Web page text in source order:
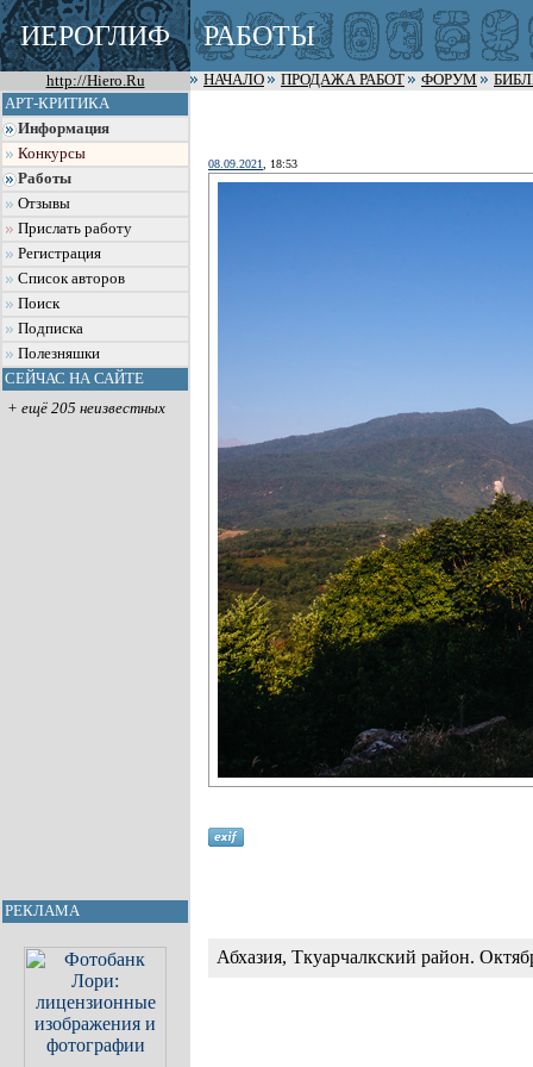
ИЕРОГЛИФ РАБОТЫ
http://Hiero.Ru НАЧАЛО ПРОДАЖА РАБОТ ФОРУМ
АРТ-КРИТИКА
Информация
Конкурсы
Работы
Отзывы
Прислать работу
Регистрация
Список авторов
Поиск
Подписка
Полезняшки
СЕЙЧАС НА САЙТЕ
+ ещё 205 неизвестных
РЕКЛАМА
08.09.2021 , 18:53
Абхазия, Ткуарчалкский район.